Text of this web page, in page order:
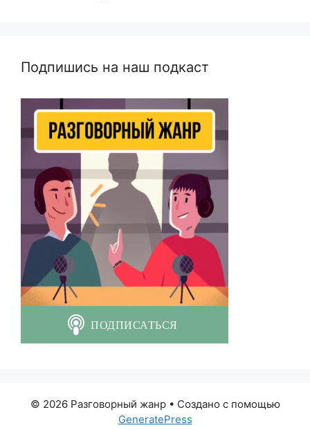
Подпишись на наш подкаст
© 2026 Разговорный жанр• Создано с помощью
GeneratePress